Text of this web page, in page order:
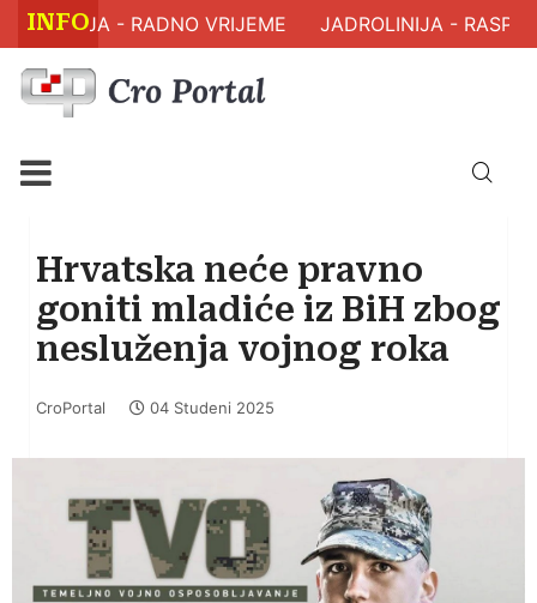
INFO - RADNO VRIJEME JADROLINIJA -
Hrvatska neće pravno
goniti mladiće iz BiH zbog
nesluženja vojnog roka
CroPortal 04 Studeni 2025